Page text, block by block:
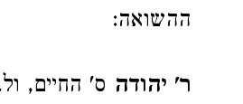
ההשואה:
ר' יהודה ס' החיים,